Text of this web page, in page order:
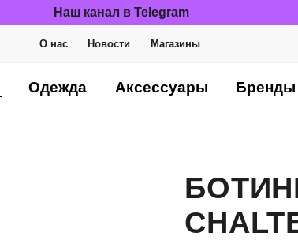
Наш канал в Telegram
О нас Новости Магазины
Одежда Аксессуары Бренды